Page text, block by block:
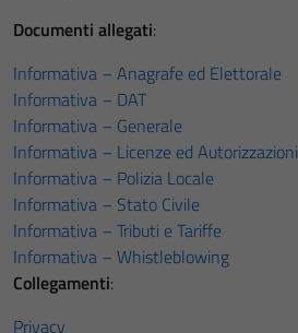
Documenti allegati:
Informativa – Anagrafe ed Elettorale
Informativa – DAT
Informativa – Generale
Informativa – Licenze ed Autorizzazioni
Informativa – Polizia Locale
Informativa – Stato Civile
Informativa – Tributi e Tariffe
Informativa – Whistleblowing
Collegamenti:
Privacy